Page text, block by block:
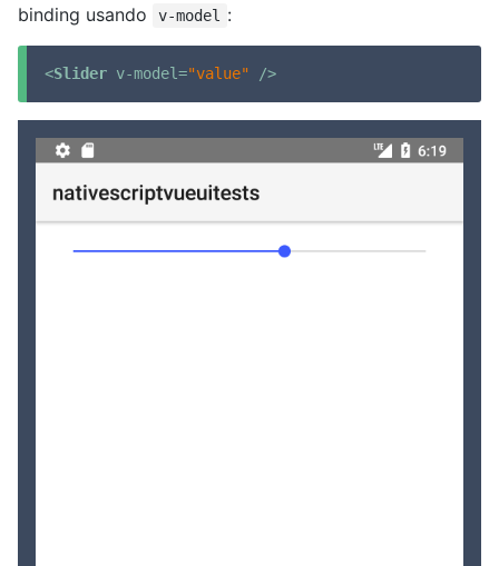
binding usando
v-model :
<Slider v-model="value" />